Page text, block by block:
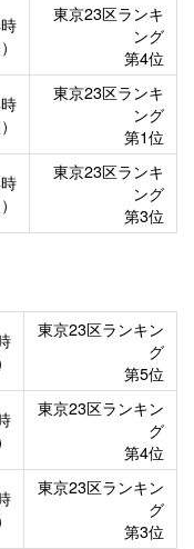
東京23区ランキ
ング
第4位
東京23区ランキ
ング
第1位
東京23区ランキ
ング
第3位
東京23区ランキン
グ
第5位
東京23区ランキン
グ
第4位
東京23区ランキン
グ
第3位